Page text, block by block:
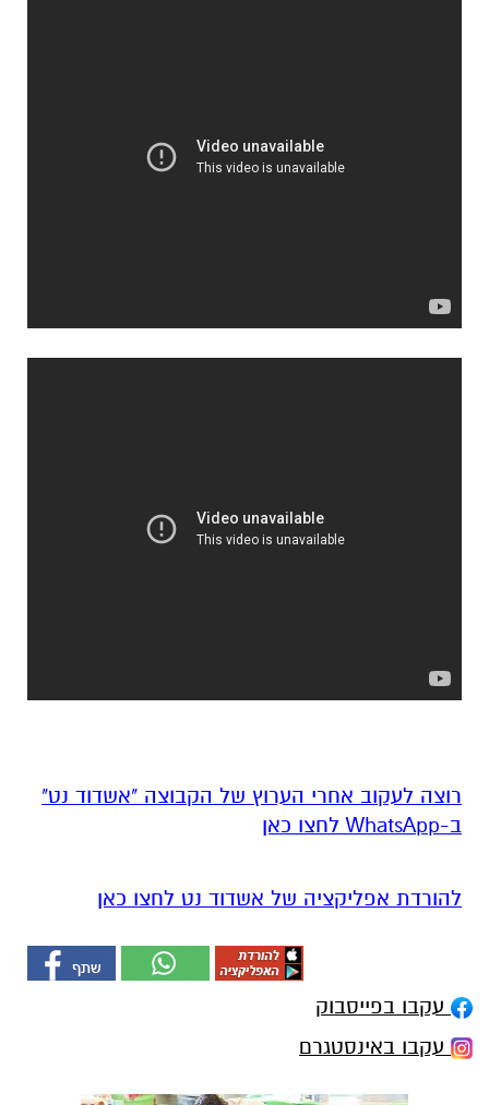
רוצה לעקוב אחרי הערוץ של הקבוצה "אשדוד נט"
ב-WhatsApp לחצו כאן
להורדת אפליקציה של אשדוד נט לחצו כאן
עקבו בפייסבוק
עקבו באינסטגרם